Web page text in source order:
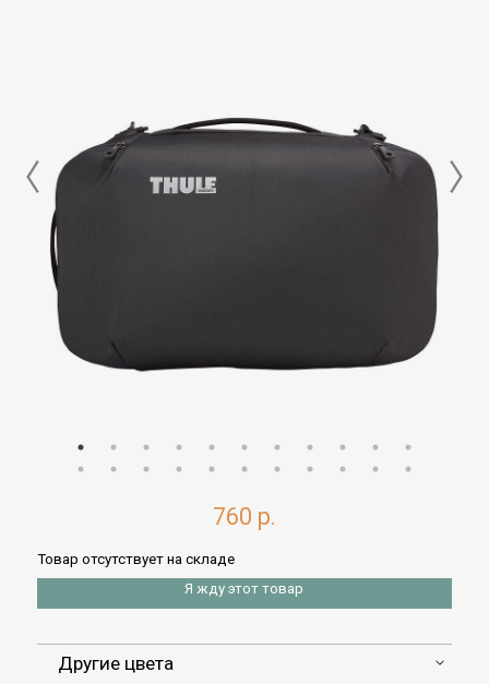
760 р.
Товар отсутствует на складе
Я жду этот товар
Другие цвета